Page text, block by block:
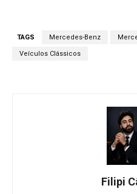
TAGS Mercedes-Benz
Veículos Clássicos
Filipi